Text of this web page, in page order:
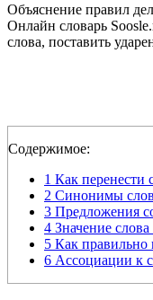
Объяснение правил
Онлайн словарь
слова, поставить
Содержимое:
1 Как перенести
2 Синонимы
3 Предложения
4 Значение
5 Как правильно
6 Ассоциации к